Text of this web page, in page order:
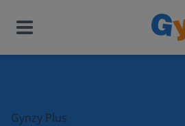
Gynzy Plus